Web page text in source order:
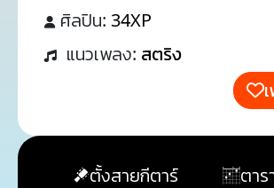
ศิลปิน: 34XP
แนวเพลง: สตริง
ตั้งสายกีตาร์
ตาร